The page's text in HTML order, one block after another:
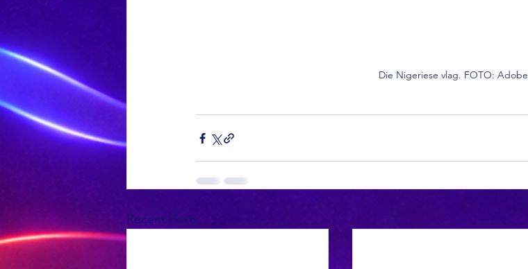
Die Nigeriese vlag. FOTO: Adobe
Recent Posts